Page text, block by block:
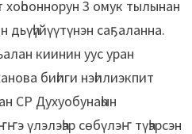
хоһооннорун 3 омук тылынан
саҕаланна.
киинин уус уран
биһиги нэһилиэкпит
СР Духуобунаһын
үлэлэһэр сөбүлэҥ түһэрсэн